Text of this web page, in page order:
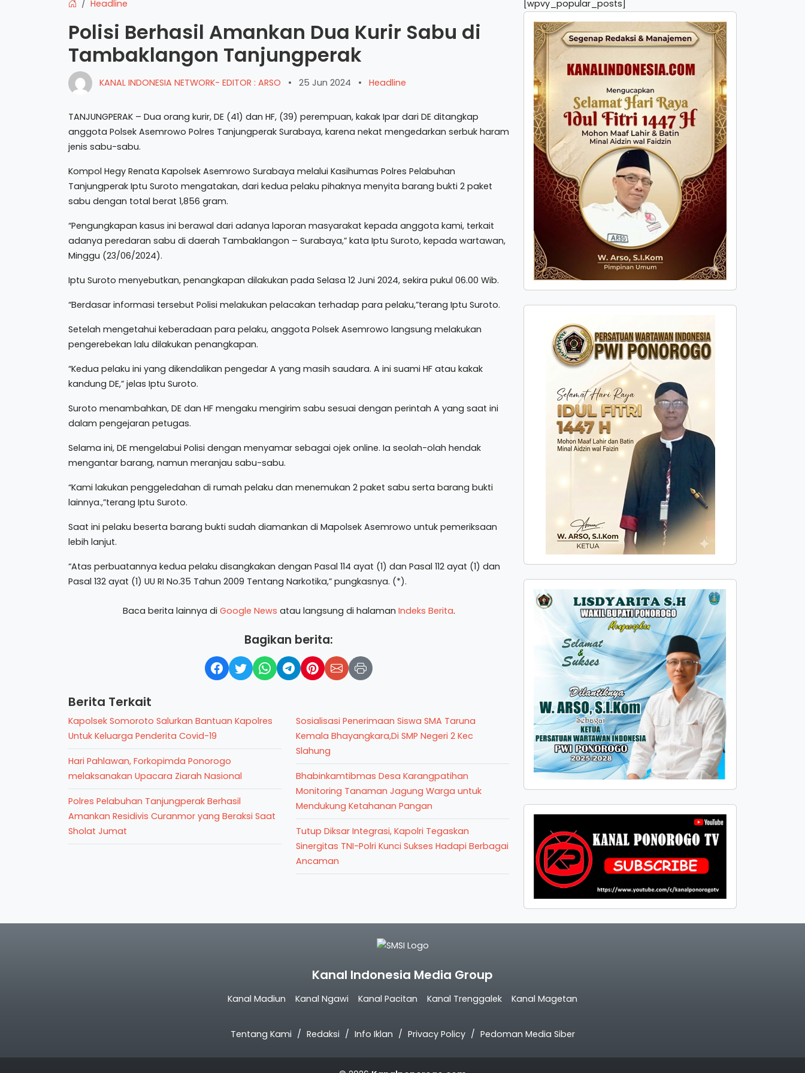
Headline
Polisi Berhasil Amankan Dua Kurir Sabu di
Tambaklangon Tanjungperak
KANAL INDONESIA NETWORK- EDITOR : ARSO • 25 Jun 2024 • Headline
TANJUNGPERAK – Dua orang kurir, DE (41) dan HF, (39) perempuan, kakak Ipar dari DE ditangkap
anggota Polsek Asemrowo Polres Tanjungperak Surabaya, karena nekat mengedarkan serbuk haram
jenis sabu-sabu.
Kompol Hegy Renata Kapolsek Asemrowo Surabaya melalui Kasihumas Polres Pelabuhan
Tanjungperak Iptu Suroto mengatakan, dari kedua pelaku pihaknya menyita barang bukti 2 paket
sabu dengan total berat 1,856 gram.
“Pengungkapan kasus ini berawal dari adanya laporan masyarakat kepada anggota kami, terkait
adanya peredaran sabu di daerah Tambaklangon – Surabaya,” kata Iptu Suroto, kepada wartawan,
Minggu (23/06/2024).
Iptu Suroto menyebutkan, penangkapan dilakukan pada Selasa 12 Juni 2024, sekira pukul 06.00 Wib.
“Berdasar informasi tersebut Polisi melakukan pelacakan terhadap para pelaku,”terang Iptu Suroto.
Setelah mengetahui keberadaan para pelaku, anggota Polsek Asemrowo langsung melakukan
pengerebekan lalu dilakukan penangkapan.
“Kedua pelaku ini yang dikendalikan pengedar A yang masih saudara. A ini suami HF atau kakak
kandung DE,” jelas Iptu Suroto.
Suroto menambahkan, DE dan HF mengaku mengirim sabu sesuai dengan perintah A yang saat ini
dalam pengejaran petugas.
Selama ini, DE mengelabui Polisi dengan menyamar sebagai ojek online. Ia seolah-olah hendak
mengantar barang, namun meranjau sabu-sabu.
“Kami lakukan penggeledahan di rumah pelaku dan menemukan 2 paket sabu serta barang bukti
lainnya.,”terang Iptu Suroto.
Saat ini pelaku beserta barang bukti sudah diamankan di Mapolsek Asemrowo untuk pemeriksaan
lebih lanjut.
“Atas perbuatannya kedua pelaku disangkakan dengan Pasal 114 ayat (1) dan Pasal 112 ayat (1) dan
Pasal 132 ayat (1) UU RI No.35 Tahun 2009 Tentang Narkotika,” pungkasnya. (*).
Baca berita lainnya di Google News atau langsung di halaman Indeks Berita.
Bagikan berita:
Berita Terkait
Kapolsek Somoroto Salurkan Bantuan Kapolres
Untuk Keluarga Penderita Covid-19
Hari Pahlawan, Forkopimda Ponorogo
melaksanakan Upacara Ziarah Nasional
Polres Pelabuhan Tanjungperak Berhasil
Amankan Residivis Curanmor yang Beraksi Saat
Sholat Jumat
Sosialisasi Penerimaan Siswa SMA Taruna
Kemala Bhayangkara,Di SMP Negeri 2 Kec
Slahung
Bhabinkamtibmas Desa Karangpatihan
Monitoring Tanaman Jagung Warga untuk
Mendukung Ketahanan Pangan
Tutup Diksar Integrasi, Kapolri Tegaskan
Sinergitas TNI-Polri Kunci Sukses Hadapi Berbagai
Ancaman
[wpvy_popular_posts]
Kanal Indonesia Media Group
Kanal Madiun Kanal Ngawi Kanal Pacitan Kanal Trenggalek Kanal Magetan
Tentang Kami Redaksi Info Iklan Privacy Policy Pedoman Media Siber